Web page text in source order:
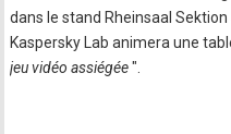
dans le stand Rheinsaal
Kaspersky Lab animera une
jeu vidéo assiégée".